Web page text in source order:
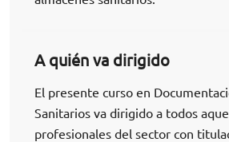
A quién va dirigido
El presente curso en
Sanitarios va dirigido a todos
profesionales del sector con